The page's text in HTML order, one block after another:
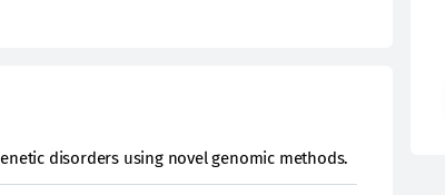
disorders using novel genomic methods.